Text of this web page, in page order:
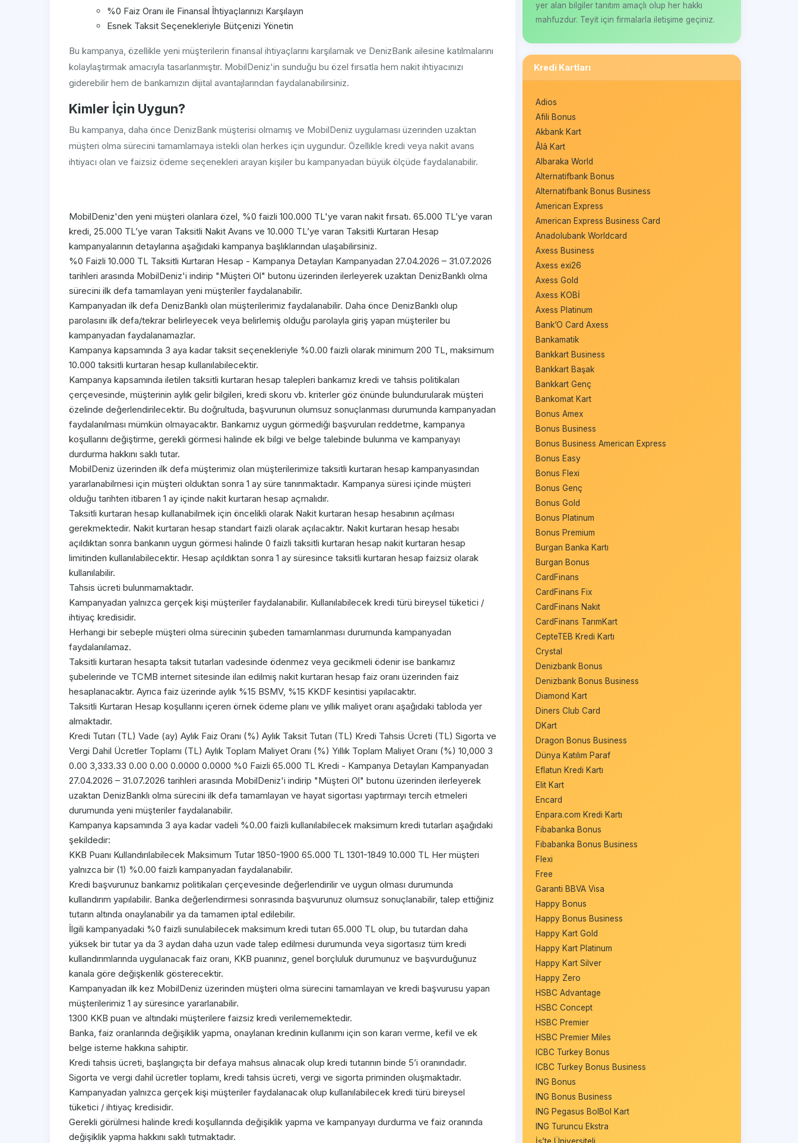
%0 Faiz Oranı ile Finansal İhtiyaçlarınızı Karşılayın
Esnek Taksit Seçenekleriyle Bütçenizi Yönetin
Bu kampanya, özellikle yeni müşterilerin finansal ihtiyaçlarını karşılamak ve DenizBank ailesine katılmalarını
kolaylaştırmak amacıyla tasarlanmıştır. MobilDeniz'in sunduğu bu özel fırsatla hem nakit ihtiyacınızı
giderebilir hem de bankamızın dijital avantajlarından faydalanabilirsiniz.
Kimler İçin Uygun?
Bu kampanya, daha önce DenizBank müşterisi olmamış ve MobilDeniz uygulaması üzerinden uzaktan
müşteri olma sürecini tamamlamaya istekli olan herkes için uygundur. Özellikle kredi veya nakit avans
ihtiyacı olan ve faizsiz ödeme seçenekleri arayan kişiler bu kampanyadan büyük ölçüde faydalanabilir.
MobilDeniz'den yeni müşteri olanlara özel, %0 faizli 100.000 TL'ye varan nakit fırsatı. 65.000 TL’ye varan
kredi, 25.000 TL’ye varan Taksitli Nakit Avans ve 10.000 TL’ye varan Taksitli Kurtaran Hesap
kampanyalarının detaylarına aşağıdaki kampanya başlıklarından ulaşabilirsiniz.
%0 Faizli 10.000 TL Taksitli Kurtaran Hesap - Kampanya Detayları Kampanyadan 27.04.2026 – 31.07.2026
tarihleri arasında MobilDeniz'i indirip "Müşteri Ol" butonu üzerinden ilerleyerek uzaktan DenizBanklı olma
sürecini ilk defa tamamlayan yeni müşteriler faydalanabilir.
Kampanyadan ilk defa DenizBanklı olan müşterilerimiz faydalanabilir. Daha önce DenizBanklı olup
parolasını ilk defa/tekrar belirleyecek veya belirlemiş olduğu parolayla giriş yapan müşteriler bu
kampanyadan faydalanamazlar.
Kampanya kapsamında 3 aya kadar taksit seçenekleriyle %0.00 faizli olarak minimum 200 TL, maksimum
10.000 taksitli kurtaran hesap kullanılabilecektir.
Kampanya kapsamında iletilen taksitli kurtaran hesap talepleri bankamız kredi ve tahsis politikaları
çerçevesinde, müşterinin aylık gelir bilgileri, kredi skoru vb. kriterler göz önünde bulundurularak müşteri
özelinde değerlendirilecektir. Bu doğrultuda, başvurunun olumsuz sonuçlanması durumunda kampanyadan
faydalanılması mümkün olmayacaktır. Bankamız uygun görmediği başvuruları reddetme, kampanya
koşullarını değiştirme, gerekli görmesi halinde ek bilgi ve belge talebinde bulunma ve kampanyayı
durdurma hakkını saklı tutar.
MobilDeniz üzerinden ilk defa müşterimiz olan müşterilerimize taksitli kurtaran hesap kampanyasından
yararlanabilmesi için müşteri olduktan sonra 1 ay süre tanınmaktadır. Kampanya süresi içinde müşteri
olduğu tarihten itibaren 1 ay içinde nakit kurtaran hesap açmalıdır.
Taksitli kurtaran hesap kullanabilmek için öncelikli olarak Nakit kurtaran hesap hesabının açılması
gerekmektedir. Nakit kurtaran hesap standart faizli olarak açılacaktır. Nakit kurtaran hesap hesabı
açıldıktan sonra bankanın uygun görmesi halinde 0 faizli taksitli kurtaran hesap nakit kurtaran hesap
limitinden kullanılabilecektir. Hesap açıldıktan sonra 1 ay süresince taksitli kurtaran hesap faizsiz olarak
kullanılabilir.
Tahsis ücreti bulunmamaktadır.
Kampanyadan yalnızca gerçek kişi müşteriler faydalanabilir. Kullanılabilecek kredi türü bireysel tüketici /
ihtiyaç kredisidir.
Herhangi bir sebeple müşteri olma sürecinin şubeden tamamlanması durumunda kampanyadan
faydalanılamaz.
Taksitli kurtaran hesapta taksit tutarları vadesinde ödenmez veya gecikmeli ödenir ise bankamız
şubelerinde ve TCMB internet sitesinde ilan edilmiş nakit kurtaran hesap faiz oranı üzerinden faiz
hesaplanacaktır. Ayrıca faiz üzerinde aylık %15 BSMV, %15 KKDF kesintisi yapılacaktır.
Taksitli Kurtaran Hesap koşullarını içeren örnek ödeme planı ve yıllık maliyet oranı aşağıdaki tabloda yer
almaktadır.
Kredi Tutarı (TL) Vade (ay) Aylık Faiz Oranı (%) Aylık Taksit Tutarı (TL) Kredi Tahsis Ücreti (TL) Sigorta ve
Vergi Dahil Ücretler Toplamı (TL) Aylık Toplam Maliyet Oranı (%) Yıllık Toplam Maliyet Oranı (%) 10,000 3
0.00 3,333.33 0.00 0.00 0.0000 0.0000 %0 Faizli 65.000 TL Kredi - Kampanya Detayları Kampanyadan
27.04.2026 – 31.07.2026 tarihleri arasında MobilDeniz'i indirip "Müşteri Ol" butonu üzerinden ilerleyerek
uzaktan DenizBanklı olma sürecini ilk defa tamamlayan ve hayat sigortası yaptırmayı tercih etmeleri
durumunda yeni müşteriler faydalanabilir.
Kampanya kapsamında 3 aya kadar vadeli %0.00 faizli kullanılabilecek maksimum kredi tutarları aşağıdaki
şekildedir:
KKB Puanı Kullandırılabilecek Maksimum Tutar 1850-1900 65.000 TL 1301-1849 10.000 TL Her müşteri
yalnızca bir (1) %0.00 faizli kampanyadan faydalanabilir.
Kredi başvurunuz bankamız politikaları çerçevesinde değerlendirilir ve uygun olması durumunda
kullandırım yapılabilir. Banka değerlendirmesi sonrasında başvurunuz olumsuz sonuçlanabilir, talep ettiğiniz
tutarın altında onaylanabilir ya da tamamen iptal edilebilir.
İlgili kampanyadaki %0 faizli sunulabilecek maksimum kredi tutarı 65.000 TL olup, bu tutardan daha
yüksek bir tutar ya da 3 aydan daha uzun vade talep edilmesi durumunda veya sigortasız tüm kredi
kullandırımlarında uygulanacak faiz oranı, KKB puanınız, genel borçluluk durumunuz ve başvurduğunuz
kanala göre değişkenlik gösterecektir.
Kampanyadan ilk kez MobilDeniz üzerinden müşteri olma sürecini tamamlayan ve kredi başvurusu yapan
müşterilerimiz 1 ay süresince yararlanabilir.
1300 KKB puan ve altındaki müşterilere faizsiz kredi verilememektedir.
Banka, faiz oranlarında değişiklik yapma, onaylanan kredinin kullanımı için son kararı verme, kefil ve ek
belge isteme hakkına sahiptir.
Kredi tahsis ücreti, başlangıçta bir defaya mahsus alınacak olup kredi tutarının binde 5’i oranındadır.
Sigorta ve vergi dahil ücretler toplamı, kredi tahsis ücreti, vergi ve sigorta priminden oluşmaktadır.
Kampanyadan yalnızca gerçek kişi müşteriler faydalanacak olup kullanılabilecek kredi türü bireysel
tüketici / ihtiyaç kredisidir.
Gerekli görülmesi halinde kredi koşullarında değişiklik yapma ve kampanyayı durdurma ve faiz oranında
değişiklik yapma hakkını saklı tutmaktadır.
yer alan bilgiler tanıtım amaçlı olup her hakkı
mahfuzdur. Teyit için firmalarla iletişime geçiniz.
Kredi Kartları
Adios
Afili Bonus
Akbank Kart
Âlâ Kart
Albaraka World
Alternatifbank Bonus
Alternatifbank Bonus Business
American Express
American Express Business Card
Anadolubank Worldcard
Axess Business
Axess exi26
Axess Gold
Axess KOBİ
Axess Platinum
Bank’O Card Axess
Bankamatik
Bankkart Business
Bankkart Başak
Bankkart Genç
Bankomat Kart
Bonus Amex
Bonus Business
Bonus Business American Express
Bonus Easy
Bonus Flexi
Bonus Genç
Bonus Gold
Bonus Platinum
Bonus Premium
Burgan Banka Kartı
Burgan Bonus
CardFinans
CardFinans Fix
CardFinans Nakit
CardFinans TarımKart
CepteTEB Kredi Kartı
Crystal
Denizbank Bonus
Denizbank Bonus Business
Diamond Kart
Diners Club Card
DKart
Dragon Bonus Business
Dünya Katılım Paraf
Eflatun Kredi Kartı
Elit Kart
Encard
Enpara.com Kredi Kartı
Fibabanka Bonus
Fibabanka Bonus Business
Flexi
Free
Garanti BBVA Visa
Happy Bonus
Happy Bonus Business
Happy Kart Gold
Happy Kart Platinum
Happy Kart Silver
Happy Zero
HSBC Advantage
HSBC Concept
HSBC Premier
HSBC Premier Miles
ICBC Turkey Bonus
ICBC Turkey Bonus Business
ING Bonus
ING Bonus Business
ING Pegasus BolBol Kart
ING Turuncu Ekstra
İş’te Üniversiteli